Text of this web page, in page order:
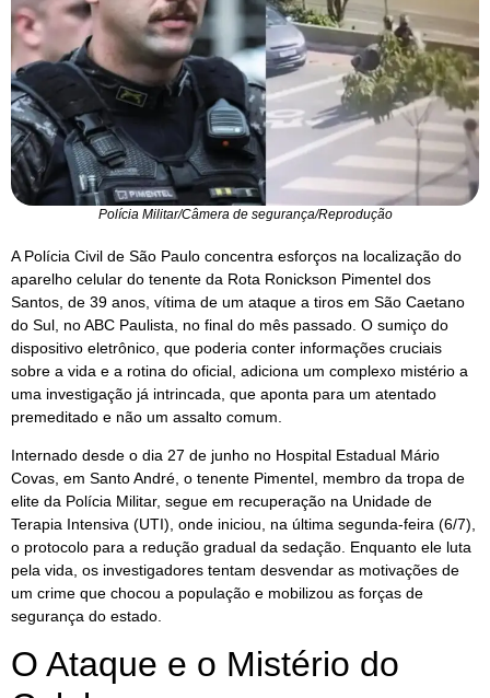
Polícia Militar/Câmera de segurança/Reprodução
A Polícia Civil de São Paulo concentra esforços na localização do
aparelho celular do tenente da Rota Ronickson Pimentel dos
Santos, de 39 anos, vítima de um ataque a tiros em São Caetano
do Sul, no ABC Paulista, no final do mês passado. O sumiço do
dispositivo eletrônico, que poderia conter informações cruciais
sobre a vida e a rotina do oficial, adiciona um complexo mistério a
uma investigação já intrincada, que aponta para um atentado
premeditado e não um assalto comum.
Internado desde o dia 27 de junho no Hospital Estadual Mário
Covas, em Santo André, o tenente Pimentel, membro da tropa de
elite da Polícia Militar, segue em recuperação na Unidade de
Terapia Intensiva (UTI), onde iniciou, na última segunda-feira (6/7),
o protocolo para a redução gradual da sedação. Enquanto ele luta
pela vida, os investigadores tentam desvendar as motivações de
um crime que chocou a população e mobilizou as forças de
segurança do estado.
O Ataque e o Mistério do